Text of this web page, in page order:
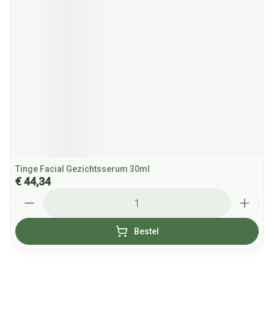
Tinge Facial Gezichtsserum 30ml
€ 44,34
Bestel